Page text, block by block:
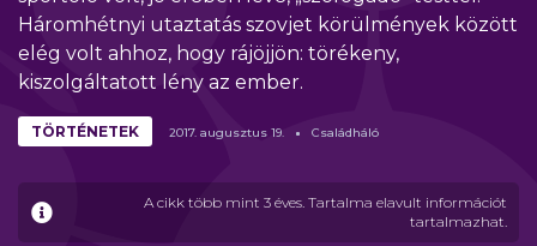
Háromhétnyi utaztatás szovjet körülmények között
elég volt ahhoz, hogy rájöjjön: törékeny,
kiszolgáltatott lény az ember.
A cikk több mint 3 éves. Tartalma elavult információt
tartalmazhat.
TÖRTÉNETEK 2017. augusztus 19. Családháló